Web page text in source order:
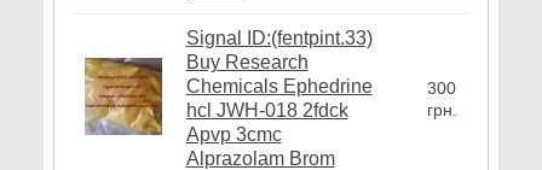
Signal ID:(fentpint.33)
Buy Research
Chemicals Ephedrine
hcl JWH-018 2fdck
Apvp 3cmc
Alprazolam Brom
300
грн.